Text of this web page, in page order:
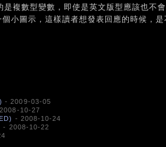
複數型變數，即使是英文版型應該也不
小圖示，這樣讀者想發表回應的時候，是
- 2009-03-05
10-27
- 2008-10-24
- 2008-10-22